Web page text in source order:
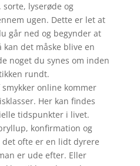
lyserøde og
ugen. Dette er let at
går ned og begynder at
det måske blive en
noget du synes om inden
rundt.
online kommer
Her kan findes
tidspunkter i livet.
konfirmation og
ofte er en lidt dyrere
er ude efter. Eller